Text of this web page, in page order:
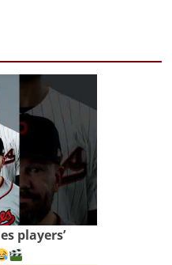
players’